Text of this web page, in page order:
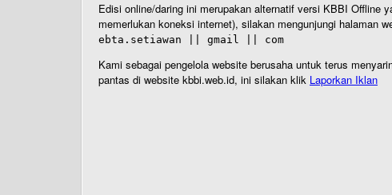
Edisi online/daring ini merupakan alternatif versi KBBI Offline
memerlukan koneksi internet), silakan mengunjungi halaman
ebta.setiawan || gmail || com
Kami sebagai pengelola website berusaha untuk terus
pantas di website kbbi.web.id, ini silakan klik Laporkan Iklan